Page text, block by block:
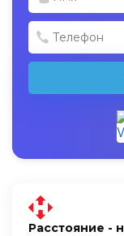
Расстояние -